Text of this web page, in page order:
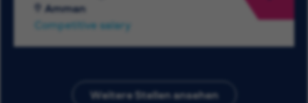
Amman
Competitive salary
Weitere Stellen ansehen